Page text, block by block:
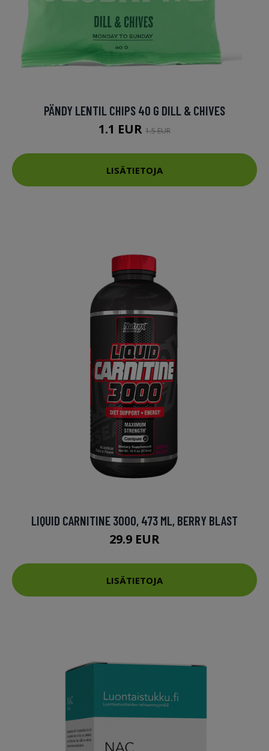
PÄNDY LENTIL CHIPS 40 G DILL & CHIVES
1.1 EUR 1.5 EUR
LISÄTIETOJA
LIQUID CARNITINE 3000, 473 ML, BERRY BLAST
29.9 EUR
LISÄTIETOJA